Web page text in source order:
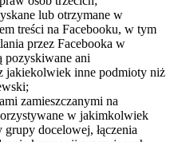
lub otrzymane w
treści na Facebooku, w tym
przez Facebooka w
pozyskiwane ani
jakiekolwiek inne podmioty niż
zamieszczanymi na
w jakimkolwiek
docelowej, łączenia